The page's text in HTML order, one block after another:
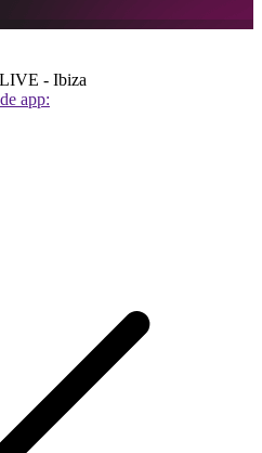
- Ibiza
app: